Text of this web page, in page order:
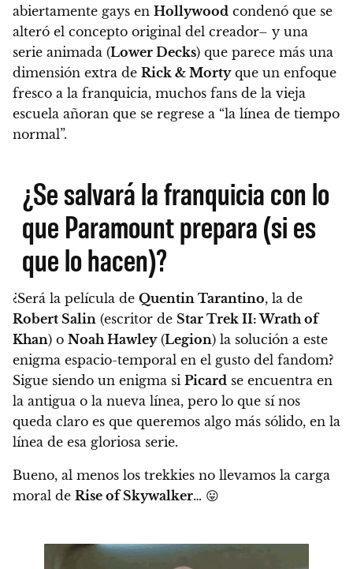
abiertamente gays en Hollywood condenó que se
alteró el concepto original del creador– y una
serie animada (Lower Decks) que parece más una
dimensión extra de Rick & Mortyque un enfoque
fresco a la franquicia, muchos fans de la vieja
escuela añoran que se regrese a “la línea de tiempo
normal”.
¿Se salvará la franquicia con lo
que Paramount prepara (si es
que lo hacen)?
¿Será la película de Quentin Tarantino, la de
Robert Salin (escritor de Star Trek II: Wrath of
Khan) o Noah Hawley(Legion) la solución a este
enigma espacio-temporal en el gusto del fandom?
Sigue siendo un enigma si Picard se encuentra en
la antigua o la nueva línea, pero lo que sí nos
queda claro es que queremos algo más sólido, en la
línea de esa gloriosa serie.
Bueno, al menos los trekkies no llevamos la carga
moral de Rise of Skywalker… 😛